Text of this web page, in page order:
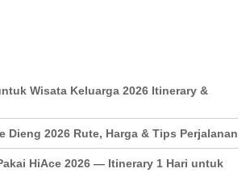
Wisata Keluarga 2026 Itinerary &
Dieng 2026 Rute, Harga & Tips Perjalanan
HiAce 2026 — Itinerary 1 Hari untuk